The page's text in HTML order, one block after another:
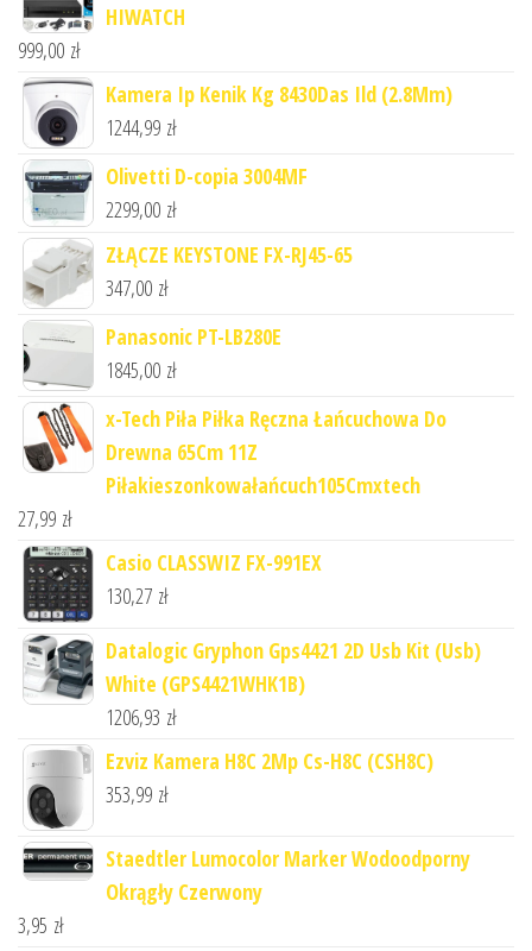
HIWATCH
999,00 zł
Kamera Ip Kenik Kg 8430Das Ild (2.8Mm)
1244,99 zł
Olivetti D-copia 3004MF
2299,00 zł
ZŁĄCZE KEYSTONE FX-RJ45-65
347,00 zł
Panasonic PT-LB280E
1845,00 zł
x-Tech Piła Piłka Ręczna Łańcuchowa Do
Drewna 65Cm 11Z
Piłakieszonkowałańcuch105Cmxtech
27,99 zł
Casio CLASSWIZ FX-991EX
130,27 zł
Datalogic Gryphon Gps4421 2D Usb Kit (Usb)
White (GPS4421WHK1B)
1206,93 zł
Ezviz Kamera H8C 2Mp Cs-H8C (CSH8C)
353,99 zł
Staedtler Lumocolor Marker Wodoodporny
Okrągły Czerwony
3,95 zł